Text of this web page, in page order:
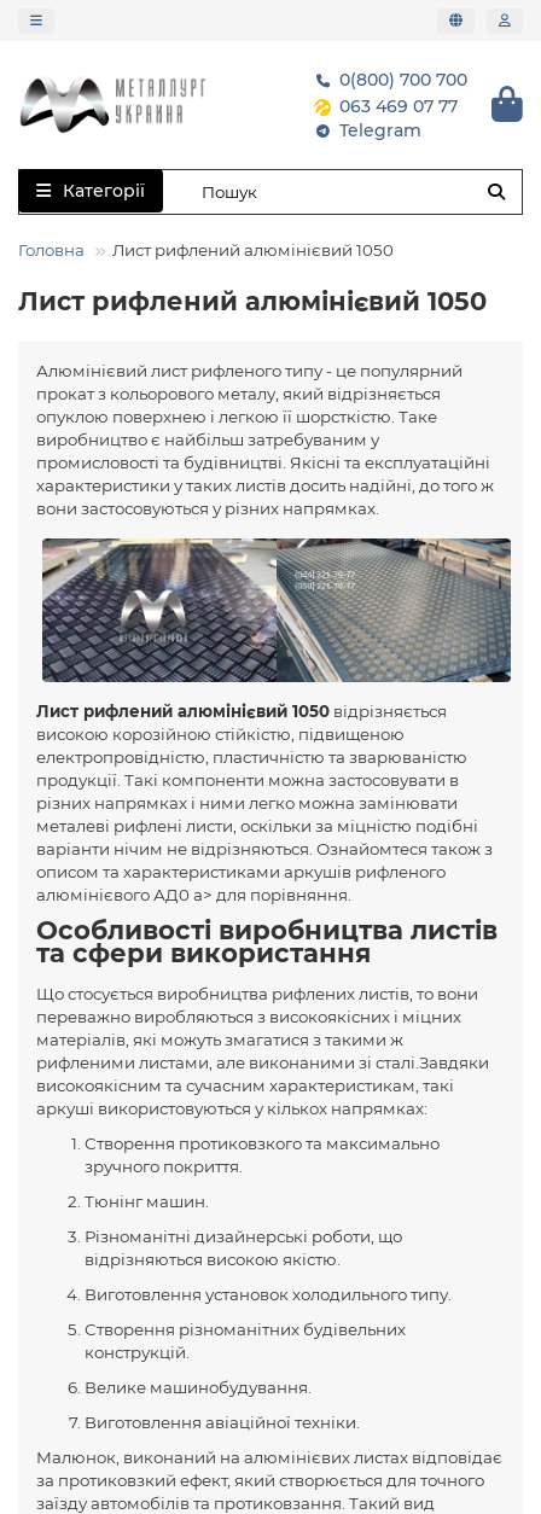
0(800) 700 700
063 469 07 77
Telegram
Категорії
Головна Лист рифлений алюмінієвий 1050
Лист рифлений алюмінієвий 1050
Алюмінієвий лист рифленого типу - це популярний
прокат з кольорового металу, який відрізняється
опуклою поверхнею і легкою її шорсткістю. Таке
виробництво є найбільш затребуваним у
промисловості та будівництві. Якісні та експлуатаційні
характеристики у таких листів досить надійні, до того ж
вони застосовуються у різних напрямках.
Лист рифлений алюмінієвий 1050 відрізняється
високою корозійною стійкістю, підвищеною
електропровідністю, пластичністю та зварюваністю
продукції. Такі компоненти можна застосовувати в
різних напрямках і ними легко можна замінювати
металеві рифлені листи, оскільки за міцністю подібні
варіанти нічим не відрізняються. Ознайомтеся також з
описом та характеристиками аркушів рифленого
алюмінієвого АД0 a> для порівняння.
Особливості виробництва листів
та сфери використання
Що стосується виробництва рифлених листів, то вони
переважно виробляються з високоякісних і міцних
матеріалів, які можуть змагатися з такими ж
рифленими листами, але виконаними зі сталі.Завдяки
високоякісним та сучасним характеристикам, такі
аркуші використовуються у кількох напрямках:
Створення протиковзкого та максимально
зручного покриття.
Тюнінг машин.
Різноманітні дизайнерські роботи, що
відрізняються високою якістю.
Виготовлення установок холодильного типу.
Створення різноманітних будівельних
конструкцій.
Велике машинобудування.
Виготовлення авіаційної техніки.
Малюнок, виконаний на алюмінієвих листах відповідає
за протиковзкий ефект, який створюється для точного
заїзду автомобілів та протиковзання. Такий вид